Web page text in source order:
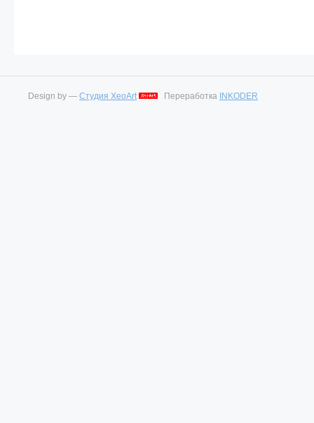
Design by — Студия XeoArt Переработка INKODER